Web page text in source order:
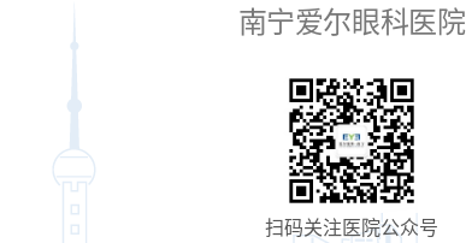
南宁爱尔眼科医院
扫码关注医院公众号